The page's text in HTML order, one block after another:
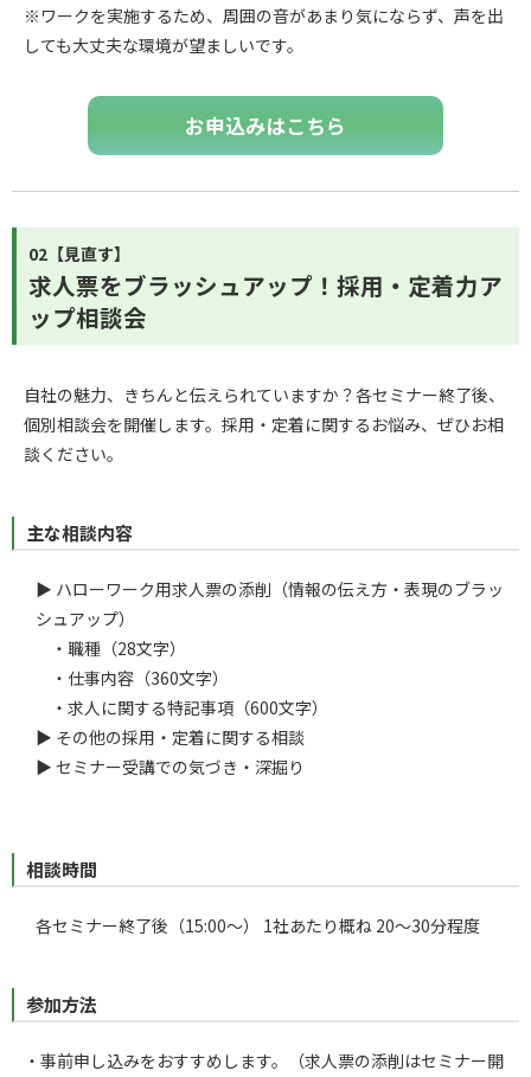
※ワークを実施するため、周囲の音があまり気にならず、声を出
しても大丈夫な環境が望ましいです。
お申込みはこちら
02【見直す】
求人票をブラッシュアップ！採用・定着力ア
ップ相談会
自社の魅力、きちんと伝えられていますか？各セミナー終了後、
個別相談会を開催します。採用・定着に関するお悩み、ぜひお相
談ください。
主な相談内容
▶ ハローワーク用求人票の添削（情報の伝え方・表現のブラッ
シュアップ）
・職種（28文字）
・仕事内容（360文字）
・求人に関する特記事項（600文字）
▶ その他の採用・定着に関する相談
▶ セミナー受講での気づき・深掘り
相談時間
各セミナー終了後（15:00～） 1社あたり概ね 20～30分程度
参加方法
・事前申し込みをおすすめします。（求人票の添削はセミナー開